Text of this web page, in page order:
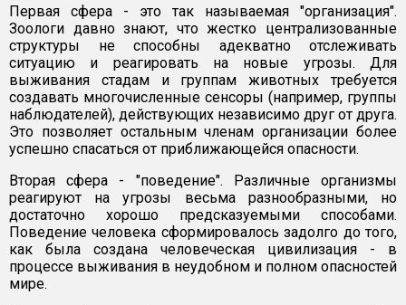
Первая сфера - это так называемая "организация".
Зоологи давно знают, что жестко централизованные
структуры не способны адекватно отслеживать
ситуацию и реагировать на новые угрозы. Для
выживания стадам и группам животных требуется
создавать многочисленные сенсоры (например, группы
наблюдателей), действующих независимо друг от друга.
Это позволяет остальным членам организации более
успешно спасаться от приближающейся опасности.
Вторая сфера - "поведение". Различные организмы
реагируют на угрозы весьма разнообразными, но
достаточно хорошо предсказуемыми способами.
Поведение человека сформировалось задолго до того,
как была создана человеческая цивилизация - в
процессе выживания в неудобном и полном опасностей
мире.